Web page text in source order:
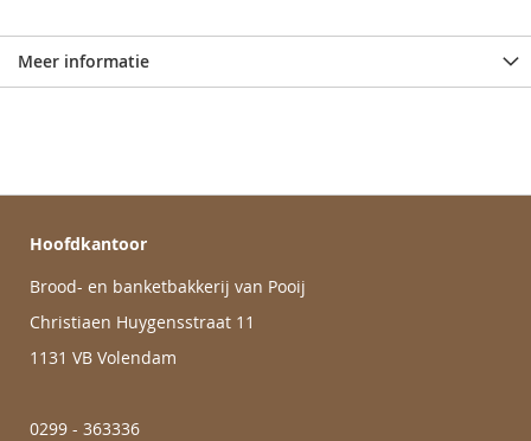
Meer informatie
Hoofdkantoor
Brood- en banketbakkerij van Pooij
Christiaen Huygensstraat 11
1131 VB Volendam
0299 - 363336